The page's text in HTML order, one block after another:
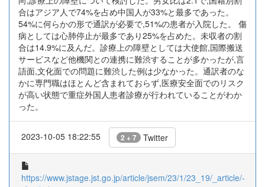
合はアジア人で74%を占め中国人が33%と最多であった。
54%に何らかの形で通訳が必要で,51%の患者が入院した。 傷
病としては心肺停止が最多であり25%を占めた。未収者の割
合は14.9%に及んだ。診療上の障壁としては大使館,国際搬送
サービスなど他機関との連携に難渋することが多かったが,言
語面,文化面での問題に難渋した例は少なかった。通訳者のな
かに専門職はほとんど含まれておらず,医療安全面でのリスク
が高い状態で重症外国人患者診療が行われていることがわか
った。
2023-10-05 18:22:55 2 + 7 Twitter
https://www.jstage.jst.go.jp/article/jsem/23/1/23_19/_article/-